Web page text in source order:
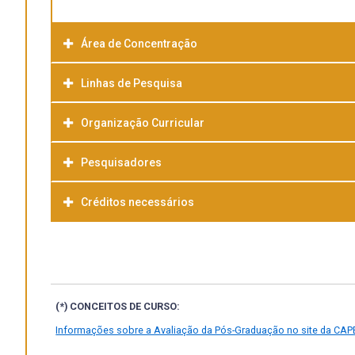
Área de Concentração
Linhas de Pesquisa
Organização Curricular
Pesquisadores
Créditos necessários
(*) CONCEITOS DE CURSO:
Informações sobre a Avaliação da Pós-Graduação no site da